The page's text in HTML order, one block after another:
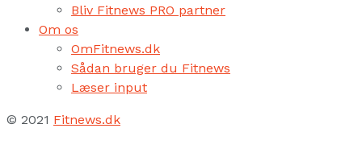
Bliv Fitnews PRO partner
Om os
OmFitnews.dk
Sådan bruger du Fitnews
Læser input
© 2021 Fitnews.dk